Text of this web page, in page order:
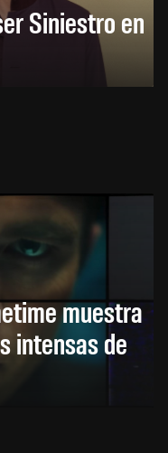
Siniestro en
muestra
intensas de